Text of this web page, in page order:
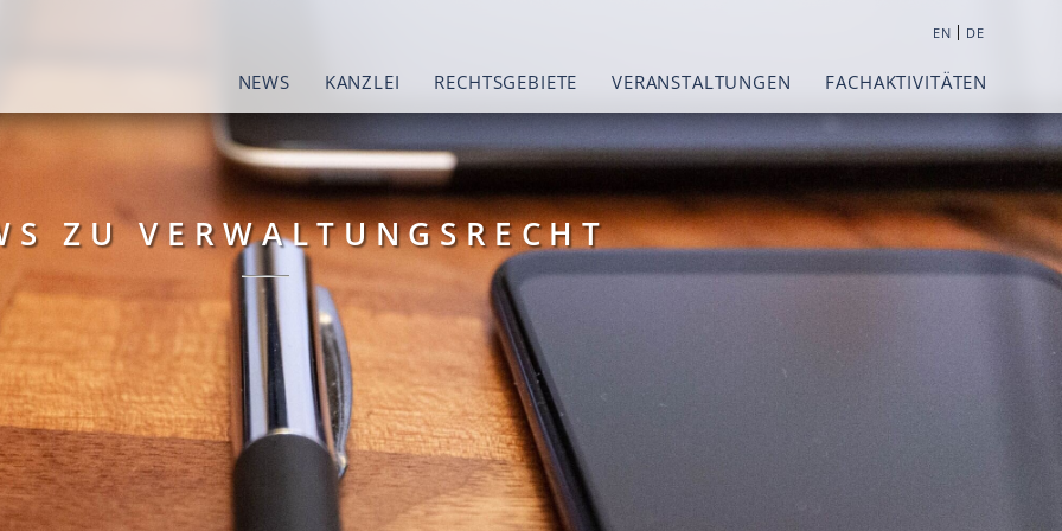
NEWS KANZLEI RECHTSGEBIETE VERANSTALTUNGEN FACHAKTIVITÄTEN
EN | DE
ZU VERWALTUNGSRECHT